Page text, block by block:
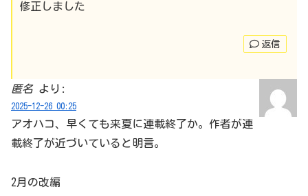
修正しました
返信
匿名 より:
2025-12-26 00:25
アオハコ、早くても来夏に連載終了か。作者が連
載終了が近づいていると明言。
2月の改編